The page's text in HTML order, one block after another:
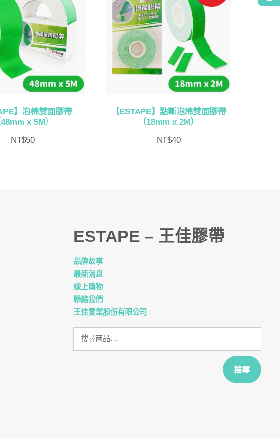
】泡棉雙面膠帶
48mm x 5M）
NT$50
【ESTAPE】點斷泡棉雙面膠帶
（18mm x 2M）
NT$40
ESTAPE – 王佳膠帶
品牌故事
最新消息
線上購物
聯絡我們
王佳實業股份有限公司
搜尋